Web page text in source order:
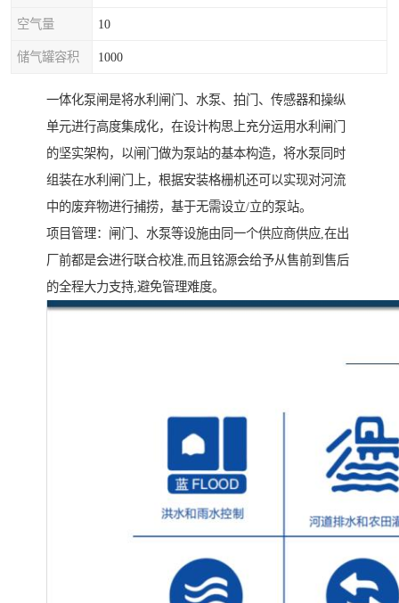
空气量 10
储气罐容积 1000
一体化泵闸是将水利闸门、水泵、拍门、传感器和操纵
单元进行高度集成化，在设计构思上充分运用水利闸门
的坚实架构，以闸门做为泵站的基本构造，将水泵同时
组装在水利闸门上，根据安装格栅机还可以实现对河流
中的废弃物进行捕捞，基于无需设立/立的泵站。
项目管理：闸门、水泵等设施由同一个供应商供应,在出
厂前都是会进行联合校准,而且铭源会给予从售前到售后
的全程大力支持,避免管理难度。